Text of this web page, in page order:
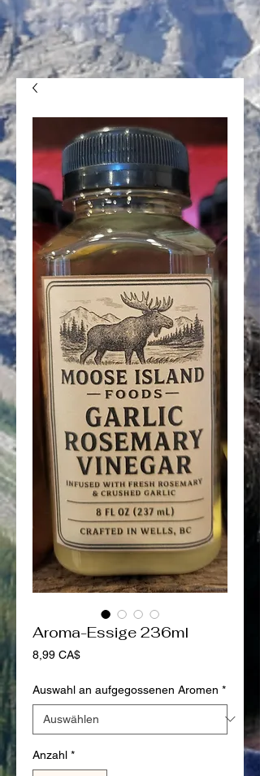
Aroma-Essige 236ml
8,99 CA$Preis
Auswahl an aufgegossenen Aromen *
Anzahl *